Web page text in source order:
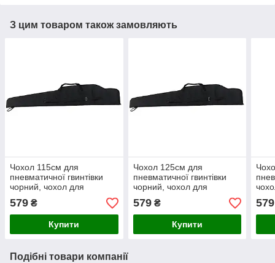
З цим товаром також замовляють
Чохол 115см для
пневматичної гвинтівки
чорний, чохол для
прицілом, чохол для
пневматики
579 ₴
Купити
Чохол 125см для
пневматичної гвинтівки
чорний, чохол для
прицілом, чохол для
пневматики
579₴
Купити
для
579
Подібні товари компанії